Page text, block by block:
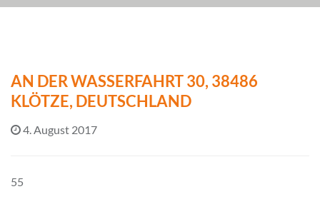
AN DER WASSERFAHRT 30, 38486
KLÖTZE, DEUTSCHLAND
4. August 2017
55